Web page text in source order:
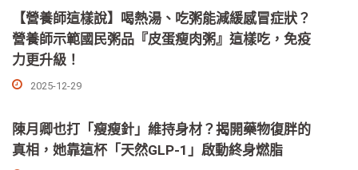
【營養師這樣說】喝熱湯、吃粥能減緩感冒症狀？
營養師示範國民粥品『皮蛋瘦肉粥』這樣吃，免疫
力更升級！
2025-12-29
陳月卿也打「瘦瘦針」維持身材？揭開藥物復胖的
真相，她靠這杯「天然GLP-1」啟動終身燃脂